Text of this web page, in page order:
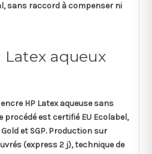
sans raccord à compenser ni
aqueux
encre HP Latex aqueusesans
procédé est certifiéEU Ecolabel,
et SGP. Production sur
(express 2 j), technique de